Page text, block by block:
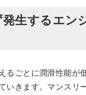
生するエン
るごとに潤滑性能が
いきます。マンスリ